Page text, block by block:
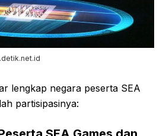
lengkap negara peserta SEA
partisipasinya: